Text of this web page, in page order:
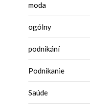
moda
ogólny
podnikání
Podnikanie
Saúde